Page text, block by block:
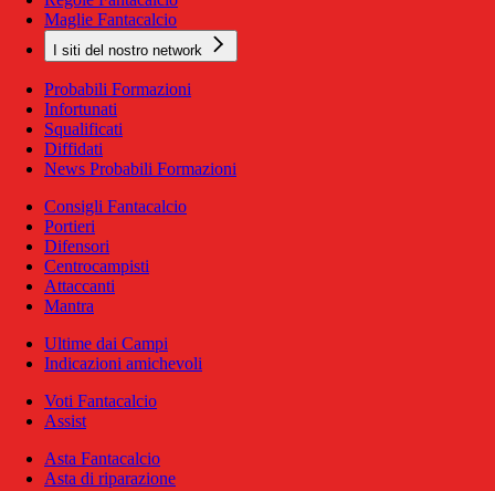
Maglie Fantacalcio
I siti del nostro network
Probabili Formazioni
Infortunati
Squalificati
Diffidati
News Probabili Formazioni
Consigli Fantacalcio
Portieri
Difensori
Centrocampisti
Attaccanti
Mantra
Ultime dai Campi
Indicazioni amichevoli
Voti Fantacalcio
Assist
Asta Fantacalcio
Asta di riparazione